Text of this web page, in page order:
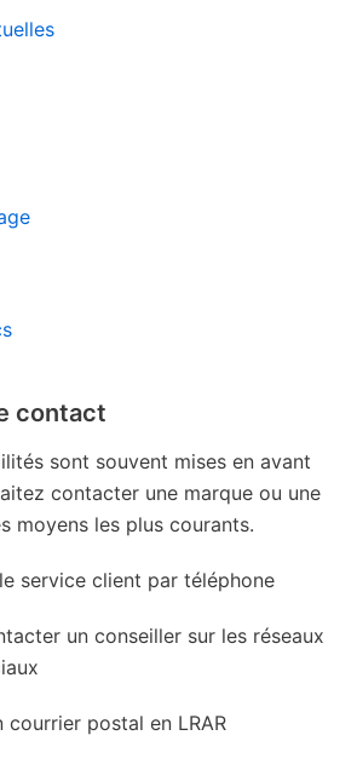
contact
sont souvent mises en avant
contacter une marque ou une
moyens les plus courants.
service client par téléphone
un conseiller sur les réseaux
courrier postal en LRAR